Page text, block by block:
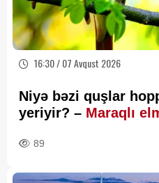
16:30 / 07 Avqust 2026
Niyə bəzi quşlar
yeriyir? – Maraqlı
89